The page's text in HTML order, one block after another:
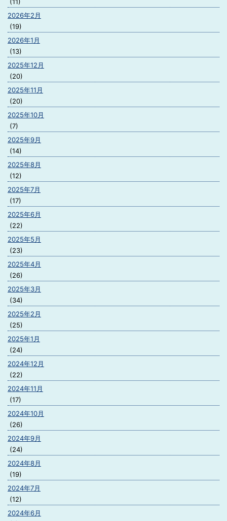
2026年2月
(19)
2026年1月
(13)
2025年12月
(20)
2025年11月
(20)
2025年10月
(7)
2025年9月
(14)
2025年8月
(12)
2025年7月
(17)
2025年6月
(22)
2025年5月
(23)
2025年4月
(26)
2025年3月
(34)
2025年2月
(25)
2025年1月
(24)
2024年12月
(22)
2024年11月
(17)
2024年10月
(26)
2024年9月
(24)
2024年8月
(19)
2024年7月
(12)
2024年6月